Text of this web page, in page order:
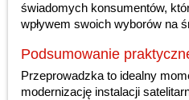
świadomych konsumentów,
wpływem swoich wyborów na
Podsumowanie
Przeprowadzka to idealny
modernizację instalacji